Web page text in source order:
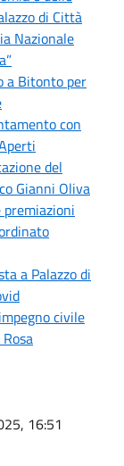
di Città
Nazionale
a Bitonto per
con
del
Gianni Oliva
a Palazzo di
civile
16:51